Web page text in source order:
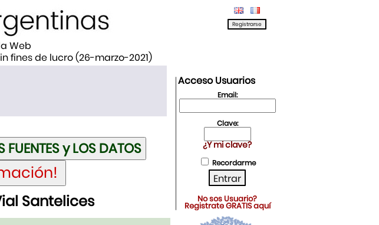
Web
fines de lucro (26-marzo-2021)
Santelices
Acceso Usuarios
Email:
Clave:
¿Y mi clave?
Recordarme
No sos Usuario?
Registrate GRATIS aquí